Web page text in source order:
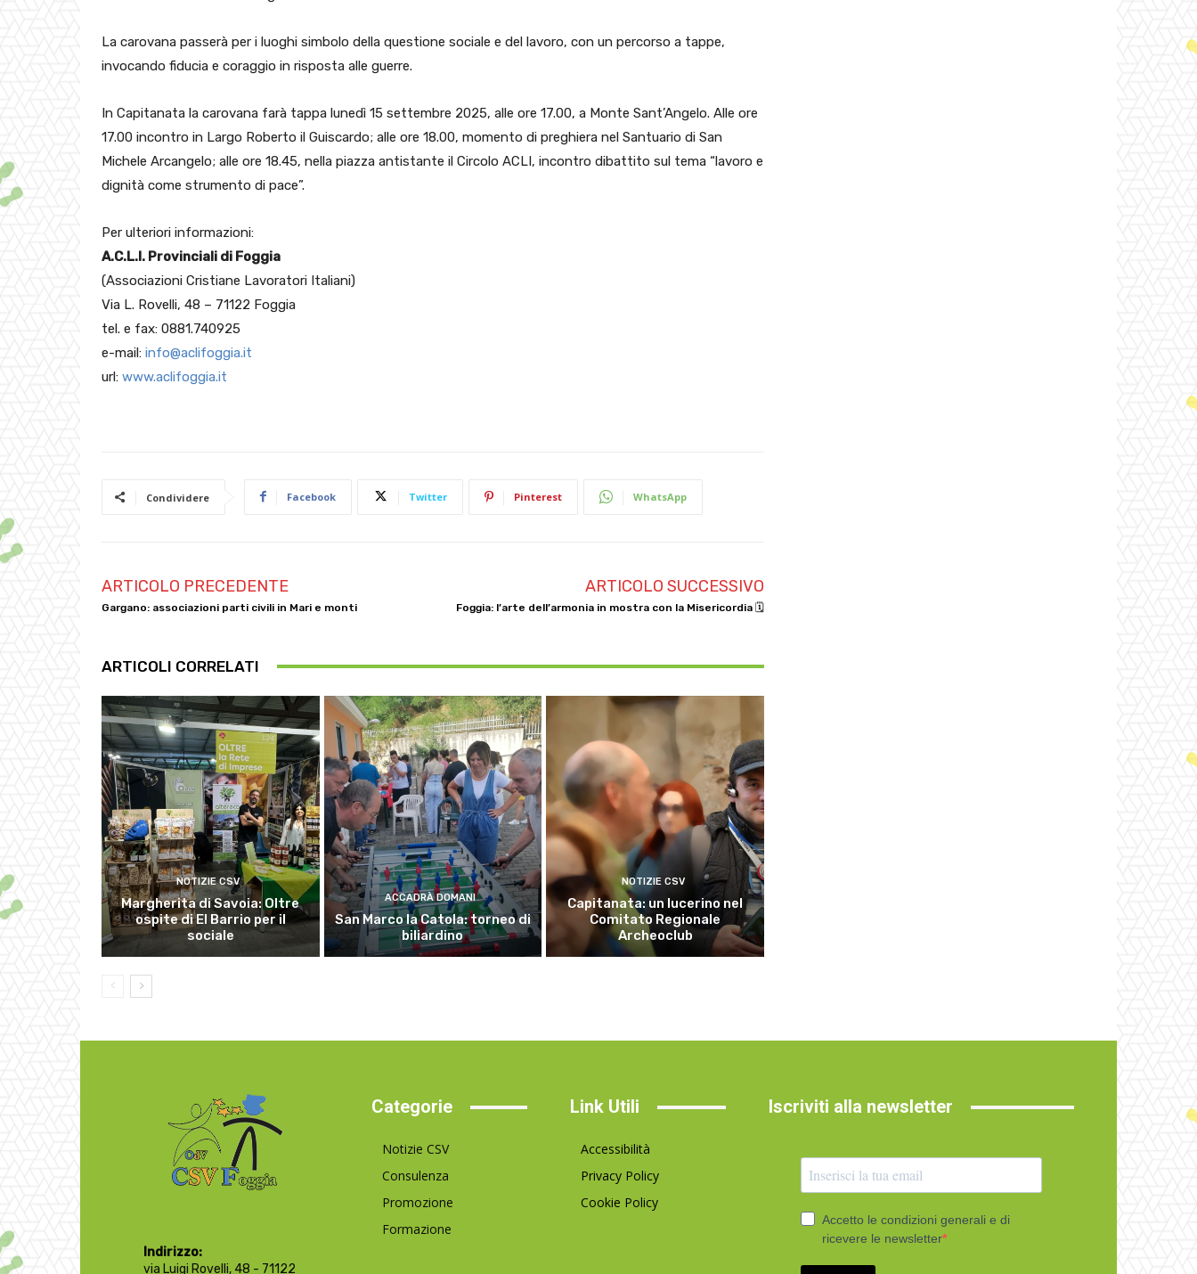
La carovana passerà per i luoghi simbolo della questione sociale e del lavoro, con un percorso a tappe,
invocando fiducia e coraggio in risposta alle guerre.
In Capitanata la carovana farà tappa lunedì 15 settembre 2025, alle ore 17.00, a Monte Sant’Angelo. Alle ore
17.00 incontro in Largo Roberto il Guiscardo; alle ore 18.00, momento di preghiera nel Santuario di San
Michele Arcangelo; alle ore 18.45, nella piazza antistante il Circolo ACLI, incontro dibattito sul tema “lavoro e
dignità come strumento di pace”.
Per ulteriori informazioni:
A.C.L.I. Provinciali di Foggia
(Associazioni Cristiane Lavoratori Italiani)
Via L. Rovelli, 48 – 71122 Foggia
tel. e fax: 0881.740925
e-mail: info@aclifoggia.it
url: www.aclifoggia.it
Condividere Facebook Twitter Pinterest WhatsApp
ARTICOLO PRECEDENTE
Gargano: associazioni parti civili in Mari e monti
ARTICOLO SUCCESSIVO
Foggia: l’arte dell’armonia in mostra con la Misericordia 🗓
ARTICOLI CORRELATI
NOTIZIE CSV
Margherita di Savoia: Oltre
ospite di El Barrio per il
sociale
ACCADRÀ DOMANI
San Marco la Catola: torneo di
biliardino
NOTIZIE CSV
Capitanata: un lucerino nel
Comitato Regionale
Archeoclub
Indirizzo:
via Luigi Rovelli, 48 - 71122
Categorie
Notizie CSV
Consulenza
Promozione
Formazione
Link Utili
Accessibilità
Privacy Policy
Cookie Policy
Iscriviti alla newsletter